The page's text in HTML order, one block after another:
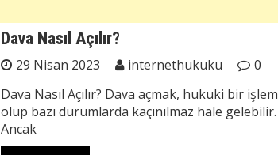
Dava Nasıl Açılır?
29 Nisan 2023 internethukuku
0
Dava Nasıl Açılır? Dava açmak, hukuki bir işlem
olup bazı durumlarda kaçınılmaz hale gelebilir.
Ancak